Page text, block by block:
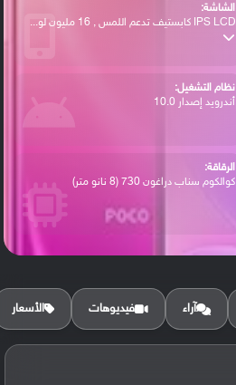
الشاشة:
IPS LCD كابستيف تدعم اللمس , 16 مليون لو...
نظام التشغيل:
أندرويد إصدار 10.0
الرقاقة:
كوالكوم سناب دراغون 730 (8 نانو متر)
الرام / التخزين:
آراء فيديوهات الأسعار